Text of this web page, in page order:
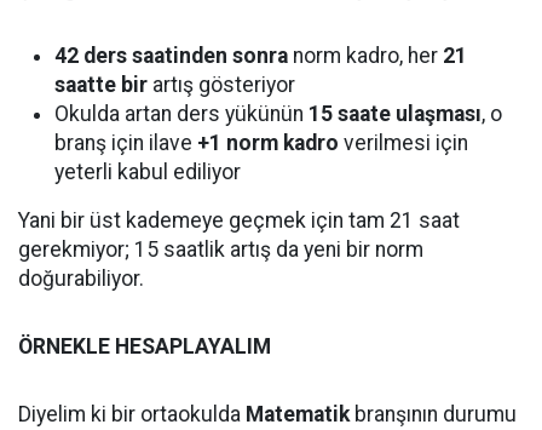
42 ders saatinden sonra norm kadro, her 21
saatte bir artış gösteriyor
Okulda artan ders yükünün 15 saate ulaşması, o
branş için ilave +1 norm kadro verilmesi için
yeterli kabul ediliyor
Yani bir üst kademeye geçmek için tam 21 saat
gerekmiyor; 15 saatlik artış da yeni bir norm
doğurabiliyor.
ÖRNEKLE HESAPLAYALIM
Diyelim ki bir ortaokulda Matematikbranşının durumu